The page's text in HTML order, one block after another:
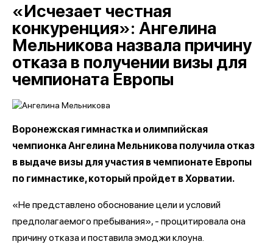
«Исчезает честная
конкуренция»: Ангелина
Мельникова назвала причину
отказа в получении визы для
чемпионата Европы
Воронежская гимнастка и олимпийская
чемпионка Ангелина Мельникова получила отказ
в выдаче визы для участия в чемпионате Европы
по гимнастике, который пройдет в Хорватии.
«Не представлено обоснование цели и условий
предполагаемого пребывания», - процитировала она
причину отказа и поставила эмоджи клоуна.